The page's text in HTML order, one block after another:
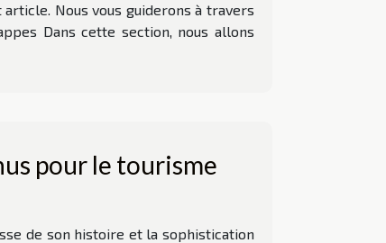
Nous vous guiderons à travers
Dans cette section, nous allons
pour le tourisme
de son histoire et la sophistication